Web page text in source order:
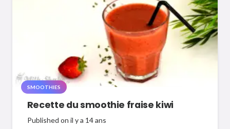
SMOOTHIES
Recette du smoothie fraise kiwi
Published on il y a 14 ans